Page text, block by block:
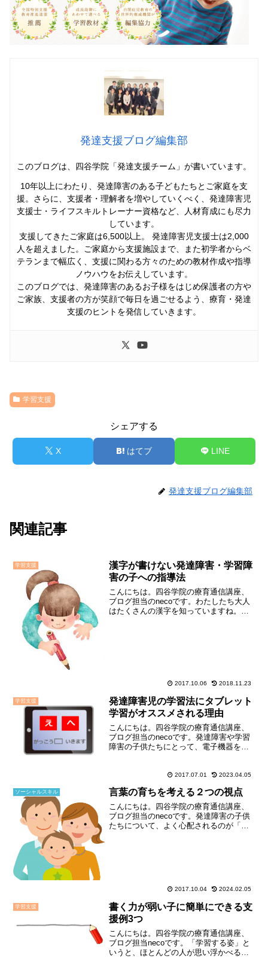
発達支援ブログ編集部
このブログは、四谷学院「発達支援チーム」 が書いています。
10年以上にわたり、発達障害のある子どもたちとご家庭を支
援。さらに、支援者・理解者を増やしていくべく、発達障害児
支援士・ライフスキルトレーナー資格など、人材育成にも尽力
しています。
支援してきたご家庭は6,500以上。 発達障害児支援士は2,000
人を超えました。ご家庭から支援施設まで、また初学者からベ
テランまで幅広く、支援に関わる方々のための教材作成や指導
ノウハウをお伝えしています。
このブログでは、発達障害のあるお子様をはじめ保護者の方や
ご家族、支援者の方が笑顔で毎日を過ごせるよう、療育・発達
支援のヒントを発信していきます。
学習支援
シェアする
X はてブ LINE
発達支援ブログ編集部
関連記事
学習支援
漢字が書けない発達障害・学習障
害の子への指導法
こんにちは。四谷学院の療育通信講座、
ブログ担当のnecoです。わたしたち大人
はたくさんの漢字を知っていますね。あ
2017.10.06 2018.11.23
学習支援
発達障害児の学習法にタブレット
学習がオススメされる理由
こんにちは。四谷学院の療育通信講座、
ブログ担当のnecoです。発達障害や学習
障害の子供たちにとって、電子機器を活
るアプリもたくさんあり、学校やご家庭
で電子機器を使った学...
2017.07.01 2023.04.05
ソーシャルスキル 言葉の育ちを考える２つの視点
こんにちは。四谷学院の療育通信講座、
ブログ担当のnecoです。発達障害の子供
たちについて、よく心配されるのが「言
2017.10.04 2024.02.05
学習支援
書く力が弱い子に簡単にできる支
援例3つ
こんにちは。四谷学院の療育通信講座、
ブログ担当necoです。「学習する姿」と
いうと、ほとんどの人が思い浮かべるの